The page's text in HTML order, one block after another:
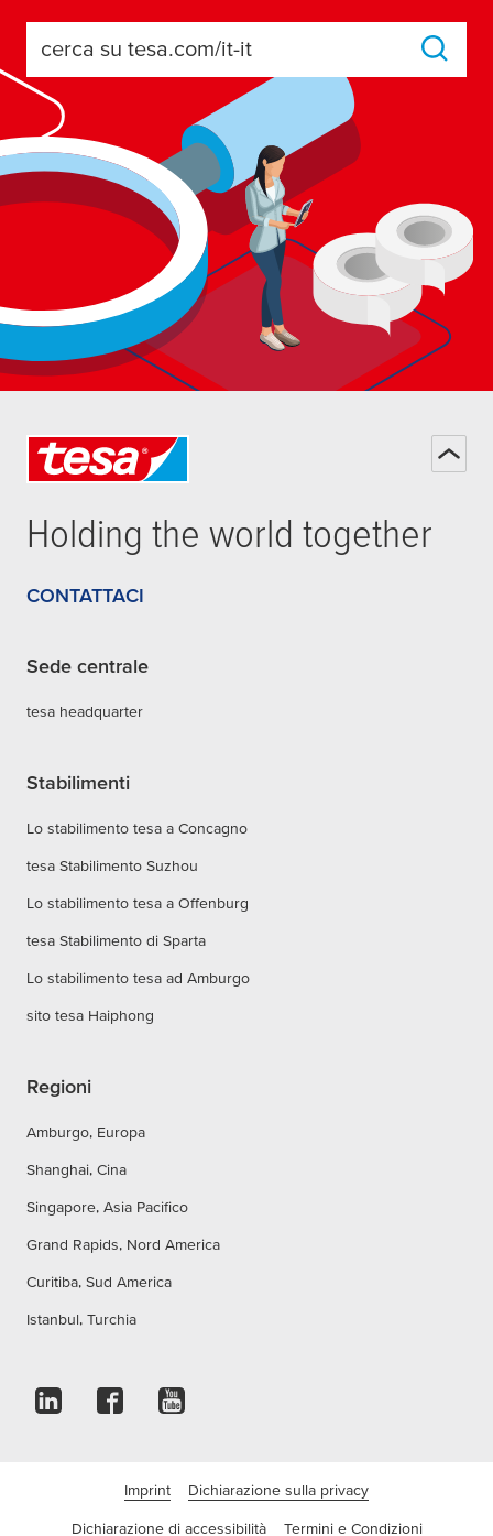
cerca su tesa.com/it-it
Holding the world together
CONTATTACI
Sede centrale
tesa headquarter
Stabilimenti
Lo stabilimento tesa a Concagno
tesa Stabilimento Suzhou
Lo stabilimento tesa a Offenburg
tesa Stabilimento di Sparta
Lo stabilimento tesa ad Amburgo
sito tesa Haiphong
Regioni
Amburgo, Europa
Shanghai, Cina
Singapore, Asia Pacifico
Grand Rapids, Nord America
Curitiba, Sud America
Istanbul, Turchia
Imprint Dichiarazione sulla privacy
Dichiarazione di accessibilità Termini e Condizioni